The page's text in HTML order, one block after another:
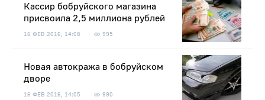
Кассир бобруйского магазина
присвоила 2,5 миллиона рублей
16 ФЕВ 2016, 14:08 995
Новая автокража в бобруйском
дворе
16 ФЕВ 2016, 14:05 990